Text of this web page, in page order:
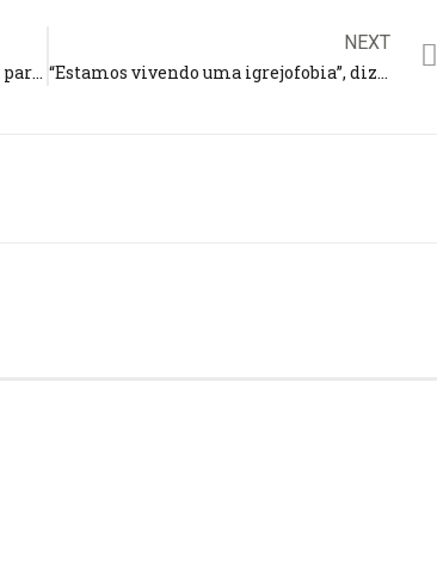
Show de Kari Jobe em Manaus terá participação do cantor Antônio Cirilo; evento será no dia 8 de fevereiro
NEXT
“Estamos vivendo uma igrejofobia”, diz deputado sobre pedidos na internet para investigar entidades religiosas